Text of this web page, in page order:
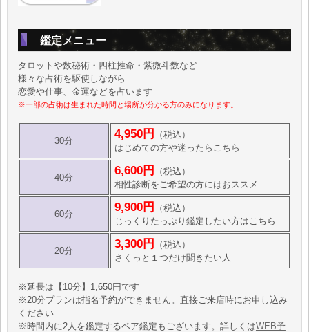
鑑定メニュー
タロットや数秘術・四柱推命・紫微斗数など
様々な占術を駆使しながら
恋愛や仕事、金運などを占います
※一部の占術は生まれた時間と場所が分かる方のみになります。
30分
4,950円
（税込）
はじめての方や迷ったらこちら
40分
6,600円
（税込）
相性診断をご希望の方にはおススメ
60分
9,900円
（税込）
じっくりたっぷり鑑定したい方はこちら
20分
3,300円
（税込）
さくっと１つだけ聞きたい人
※延長は【10分】1,650円です
※20分プランは指名予約ができません。直接ご来店時にお申し込み
ください
※時間内に2人を鑑定するペア鑑定もございます。詳しくはWEB予